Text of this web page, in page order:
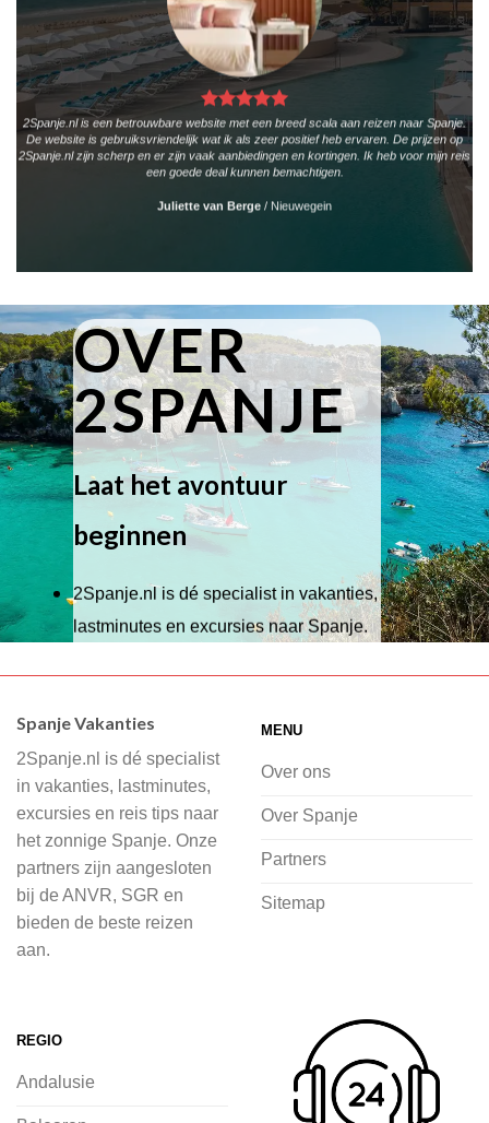
2Spanje.nl is een betrouwbare website met een breed scala aan reizen naar Spanje.
De website is gebruiksvriendelijk wat ik als zeer positief heb ervaren. De prijzen op
2Spanje.nl zijn scherp en er zijn vaak aanbiedingen en kortingen. Ik heb voor mijn reis
een goede deal kunnen bemachtigen.
Juliette van Berge / Nieuwegein
OVER
2SPANJE
Laat het avontuur
beginnen
2Spanje.nl is dé specialist in vakanties,
lastminutes en excursies naar Spanje.
Wij hebben een breed scala aan
of je nu wilt relaxen op het strand,
cultuur wilt ontdekken of avontuur zoekt
in de natuur.
Bij 2Spanje.nl begint de voorpret al
voordat je het vliegtuig instapt, door
inspiratie op te doen over dit zonnige
vliegvakantie zoeken en boeken bij
2Spanje.nl, met een team dat altijd
klaarstaat om eventuele vragen te
Spanje Vakanties
2Spanje.nl is dé specialist
in vakanties, lastminutes,
excursies en reis tips naar
het zonnige Spanje. Onze
partners zijn aangesloten
bij de ANVR, SGR en
bieden de beste reizen
aan.
MENU
Over ons
Over Spanje
Partners
Sitemap
REGIO
Andalusie